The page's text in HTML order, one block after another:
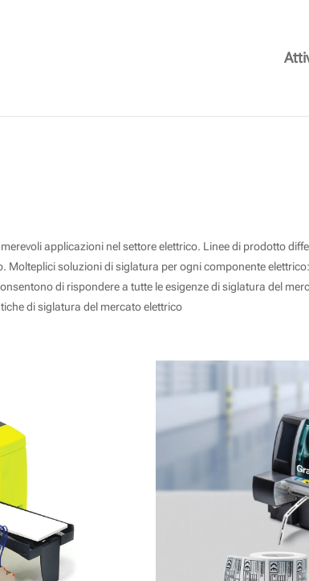
applicazioni nel settore elettrico. Linee di prodotto
soluzioni di siglatura per ogni componente
di rispondere a tutte le esigenze di siglatura del
di siglatura del mercato elettrico